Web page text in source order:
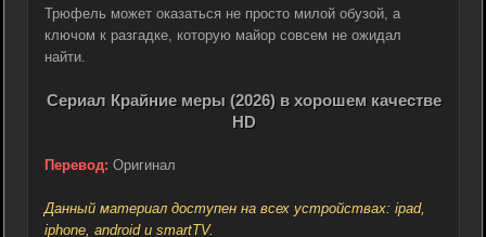
Трюфель может оказаться не просто милой обузой, а
ключом к разгадке, которую майор совсем не ожидал
найти.
Сериал Крайние меры (2026) в хорошем качестве
HD
Перевод: Оригинал
Данный материал доступен на всех устройствах: ipad,
iphone, android и smartTV.